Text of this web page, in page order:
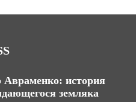
Авраменко: история
земляка